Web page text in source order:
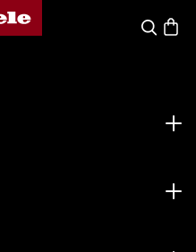
da Miele
Pesquisa